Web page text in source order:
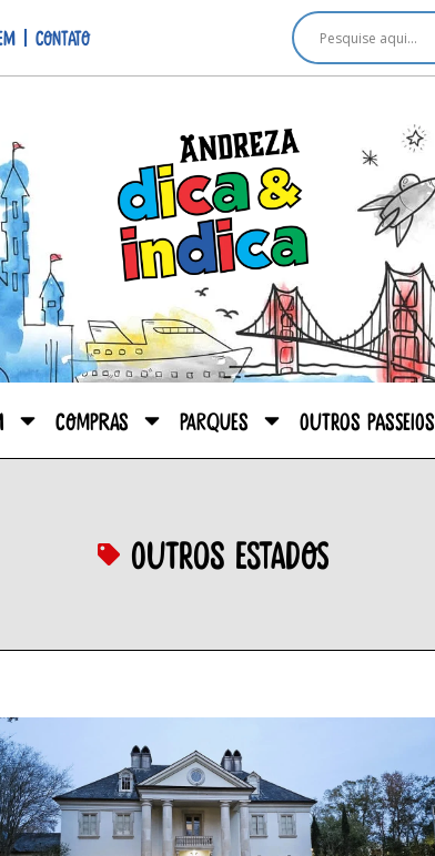
Contato
Compras Parques Outros passeios
Outros estados